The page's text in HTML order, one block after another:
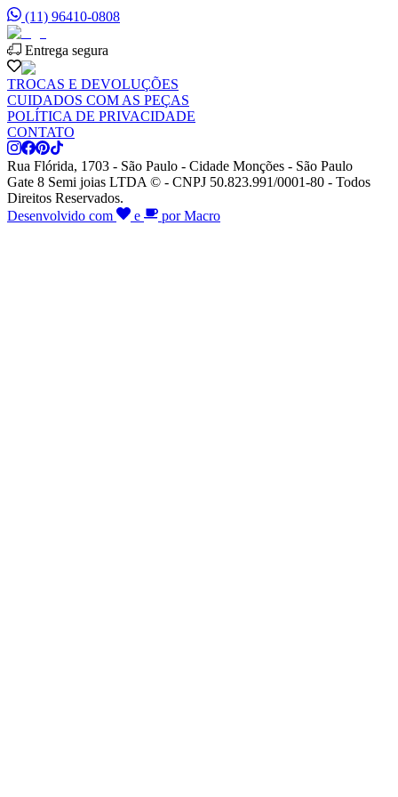
(11) 96410-0808
Entrega segura
TROCAS E DEVOLUÇÕES
CUIDADOS COM AS PEÇAS
POLÍTICA DE PRIVACIDADE
CONTATO
Rua Flórida, 1703 - São Paulo - Cidade Monções - São Paulo
Gate 8 Semi joias LTDA © - CNPJ 50.823.991/0001-80 - Todos
Direitos Reservados.
Desenvolvido com
e por Macro